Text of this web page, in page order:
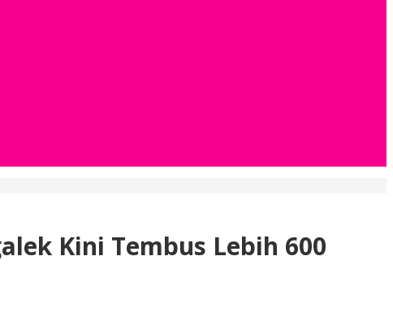
Kini Tembus Lebih 600